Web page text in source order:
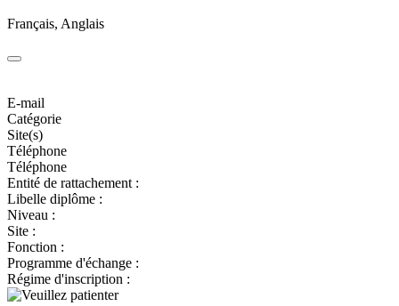
Français, Anglais
E-mail
Catégorie
Site(s)
Téléphone
Téléphone
Entité de rattachement :
Libelle diplôme :
Niveau :
Site :
Fonction :
Programme d'échange :
Régime d'inscription :